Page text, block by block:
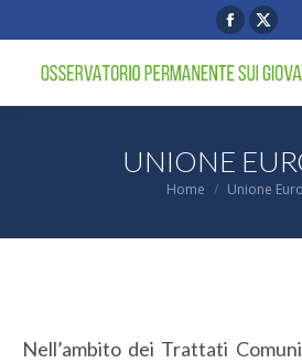
page
opens
in
X
in
UNIONE
You are here:
Home Unione
Nell’ambito dei Trattati